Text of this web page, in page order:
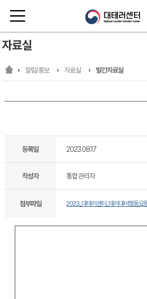
알림/홍보 자료실 발간자료실
자료실
등록일 2023.08.17
작성자 통합 관리자
첨부파일 2023_대테러센터_테러대비행동요